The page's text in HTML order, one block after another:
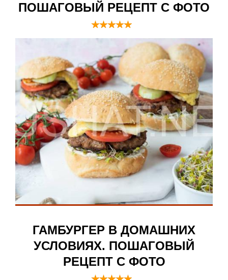
ПОШАГОВЫЙ РЕЦЕПТ С ФОТО
ГАМБУРГЕР В ДОМАШНИХ
УСЛОВИЯХ. ПОШАГОВЫЙ
РЕЦЕПТ С ФОТО